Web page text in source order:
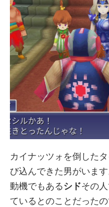
カイナッツォを倒した
び込んできた男がいま
動機でもある シドその
ているとのことだった